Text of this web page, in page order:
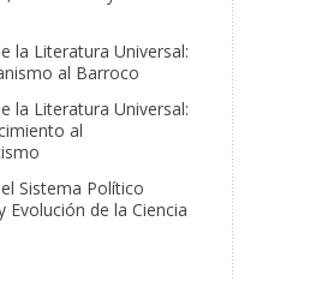
la Literatura Universal:
al Barroco
la Literatura Universal:
al
Sistema Político
Evolución de la Ciencia